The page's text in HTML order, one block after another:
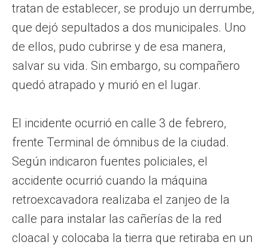
tratan de establecer, se produjo un derrumbe,
que dejó sepultados a dos municipales. Uno
de ellos, pudo cubrirse y de esa manera,
salvar su vida. Sin embargo, su compañero
quedó atrapado y murió en el lugar.
El incidente ocurrió en calle 3 de febrero,
frente Terminal de ómnibus de la ciudad.
Según indicaron fuentes policiales, el
accidente ocurrió cuando la máquina
retroexcavadora realizaba el zanjeo de la
calle para instalar las cañerías de la red
cloacal y colocaba la tierra que retiraba en un